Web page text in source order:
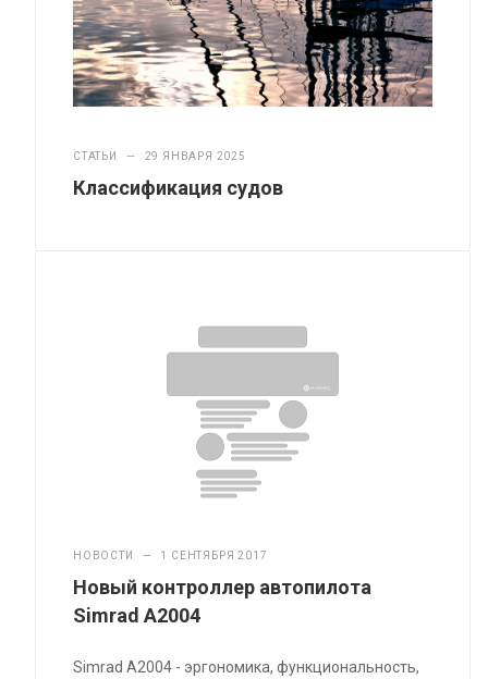
СТАТЬИ — 29 ЯНВАРЯ 2025
Классификация судов
НОВОСТИ — 1 СЕНТЯБРЯ 2017
Новый контроллер автопилота
Simrad A2004
Simrad A2004 - эргономика, функциональность,